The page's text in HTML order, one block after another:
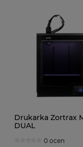
Drukarka Zortrax
DUAL
0 ocen